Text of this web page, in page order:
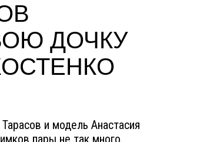
ДОЧКУ
и модель Анастасия
пары не так много.